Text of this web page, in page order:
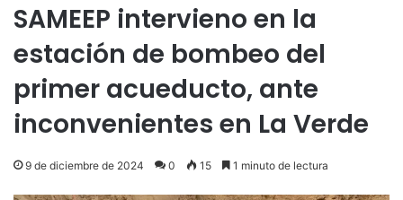
SAMEEP intervieno en la
estación de bombeo del
primer acueducto, ante
inconvenientes en La Verde
9 de diciembre de 2024 0 15 1 minuto de lectura